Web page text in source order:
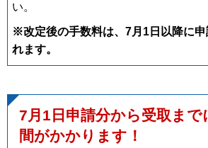
い。
※改定後の手数料は、7月1日以降に申
れます。
7月1日申請分から受取まで
間がかかります！